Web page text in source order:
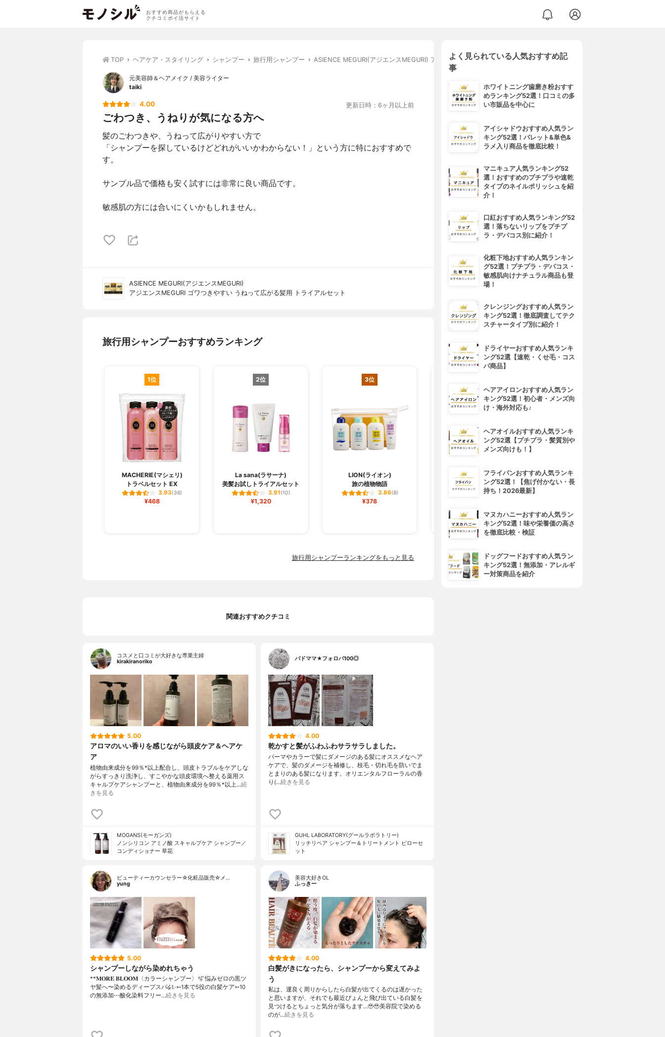
おすすめ商品がもらえる
クチコミポイ活サイト
TOP ヘアケア・スタイリング シャンプー 旅行用シャンプー ASIENCE MEGURI(アジエンスMEGURI) アジエンスMEGURI ゴワつきやすい うねって広がる髪用 トライアルセット
元美容師＆ヘアメイク / 美容ライター
taiki
4.00 更新日時：6ヶ月以上前
ごわつき、うねりが気になる方へ
髪のごわつきや、うねって広がりやすい方で
「シャンプーを探しているけどどれがいいかわからない！」という方に特におすすめで
す。
サンプル品で価格も安く試すには非常に良い商品です。
敏感肌の方には合いにくいかもしれません。
ASIENCE MEGURI(アジエンスMEGURI)
アジエンスMEGURI ゴワつきやすい うねって広がる髪用 トライアルセット
旅行用シャンプーおすすめランキング
1位
MACHERIE(マシェリ)
トラベルセット EX
3.93(36)
¥468
2位
La sana(ラサーナ)
美髪お試しトライアルセット
3.91(10)
¥1,320
3位
LION(ライオン)
旅の植物物語
3.86(8)
¥378
LUX(ラックス)
スーパーリッチシャイン モイ
スチャー シャンプー&コンディ
3.82 (24)
¥198
BOTANIST(ボタニスト)
ボタニカルシャンプー／トリー
旅行用シャンプーランキングをもっと見る
関連おすすめクチコミ
コスメと口コミが大好きな専業主婦
kirakiranoriko
5.00
アロマのいい香りを感じながら頭皮ケア＆ヘアケ
ア
植物由来成分を99％*以上配合し、頭皮トラブルをケアしな
がらすっきり洗浄し、すこやかな頭皮環境へ整える薬用ス
キャルプケアシャンプーと、植物由来成分を99％*以上…続
きを見る
MOGANS(モーガンズ)
ノンシリコン アミノ酸 スキャルプケア シャンプー／
コンディショナー 草花
バドママ★フォロバ100◎
4.00
乾かすと髪がふわふわサラサラしました。
パーマやカラーで髪にダメージのある髪にオススメなヘア
ケアで、髪のダメージを補修し、枝毛・切れ毛を防いでま
とまりのある髪になります。オリエンタルフローラルの香
り(…続きを見る
GUHL LABORATORY(グールラボラトリー)
リッチリペア シャンプー＆トリートメント ピローセ
ット
ビューティーカウンセラー☆化粧品販売☆メ…
yung
5.00
シャンプーしながら染めれちゃう
**𝐌𝐎𝐑𝐄 𝐁𝐋𝐎𝐎𝐌〈カラーシャンプー〉⁡⁡🫧 ͛悩みゼロの黒ツ
ヤ髪へ〜染めるディープスパ໒꒱.·⁡⁡⁡➳1本で5役の白髪ケア➳10
の無添加⋯酸化染料フリー…続きを見る
美容大好きOL
ふっきー
4.00
白髪がきになったら、シャンプーから変えてみよ
う
私は、運良く周りからしたら白髪が出てくるのは遅かった
と思いますが、それでも最近ぴょんと飛び出ている白髪を
見つけるとちょっと気分が落ちます…🥹🥹美容院で染める
のが…続きを見る
よく見られている人気おすすめ記
事
ホワイトニング歯磨き粉おすす
めランキング52選！口コミの多
い市販品を中心に
アイシャドウおすすめ人気ラン
キング52選！パレット&単色&
ラメ入り商品を徹底比較！
マニキュア人気ランキング52
選！おすすめのプチプラや速乾
タイプのネイルポリッシュを紹
介！
口紅おすすめ人気ランキング52
選！落ちないリップをプチプ
ラ・デパコス別に紹介！
化粧下地おすすめ人気ランキン
グ52選！プチプラ・デパコス・
敏感肌向けナチュラル商品も登
場！
クレンジングおすすめ人気ラン
キング52選！徹底調査してテク
スチャータイプ別に紹介！
ドライヤーおすすめ人気ランキ
ング52選【速乾・くせ毛・コス
パ商品】
ヘアアイロンおすすめ人気ラン
キング52選！初心者・メンズ向
け・海外対応も♪
ヘアオイルおすすめ人気ランキ
ング52選【プチプラ・髪質別や
メンズ向けも！】
フライパンおすすめ人気ランキ
ング52選！【焦げ付かない・長
持ち！2026最新】
マヌカハニーおすすめ人気ラン
キング52選！味や栄養価の高さ
を徹底比較・検証
ドッグフードおすすめ人気ラン
キング52選！無添加・アレルギ
ー対策商品を紹介